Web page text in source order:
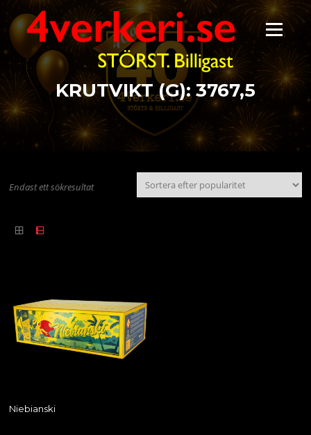
Hoppa
innehåll
Meny
KRUTVIKT (G):3767,5
Endast ett sökresultat
Niebianski